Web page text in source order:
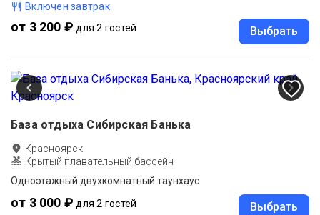
Включен завтрак
от 3 200 ₽ для 2 гостей Выбрать
База отдыха Сибирская Банька
Красноярск
Крытый плавательный бассейн
Одноэтажный двухкомнатный таунхаус
от 3 000 ₽ для 2 гостей Выбрать